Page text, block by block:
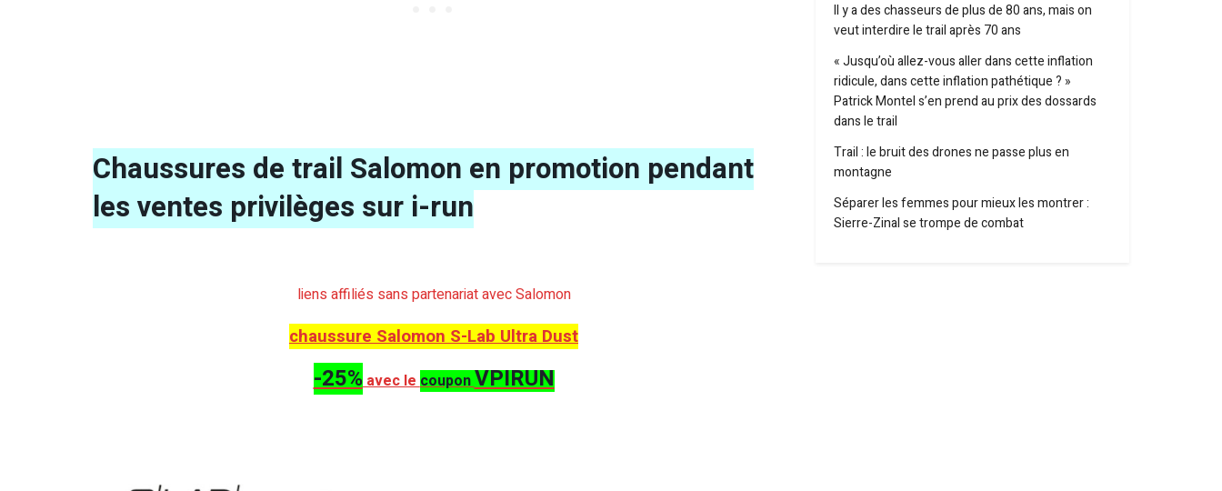
Chaussures de trail Salomon en promotion pendant
les ventes privilèges sur i-run
liens affiliés sans partenariat avec Salomon
chaussure Salomon S-Lab Ultra Dust
-25%avec lecouponVPIRUN
Il y a des chasseurs de plus de 80 ans, mais on
veut interdire le trail après 70 ans
« Jusqu’où allez-vous aller dans cette inflation
ridicule, dans cette inflation pathétique ? »
Patrick Montel s’en prend au prix des dossards
dans le trail
Trail : le bruit des drones ne passe plus en
montagne
Séparer les femmes pour mieux les montrer :
Sierre-Zinal se trompe de combat